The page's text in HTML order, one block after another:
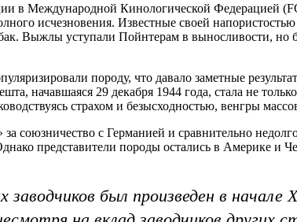
в Международной Кинологической Федерацией
исчезновения. Известные своей
Выжлы уступали Пойнтерам в выносливости, но
породу, что давало заметные
начавшаяся 29 декабря 1944 года, стала не
страхом и безысходностью, венгры
союзничество с Германией и сравнительно
представители породы остались в Америке и
заводчиков был произведен в